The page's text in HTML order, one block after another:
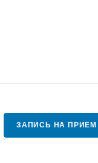
ЗАПИСЬ НА ПРИЁМ